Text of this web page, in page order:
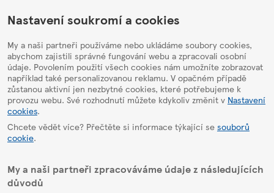
HelpPage
Nastavení soukromí a cookies
My a naši partneři používáme nebo ukládáme soubory cookies,
abychom zajistili správné fungování webu a zpracovali osobní
údaje. Povolením použití všech cookies nám umožníte zobrazovat
například také personalizovanou reklamu. V opačném případě
zůstanou aktivní jen nezbytné cookies, které potřebujeme k
provozu webu. Své rozhodnutí můžete kdykoliv změnit v Nastavení
cookies.
Chcete vědět více? Přečtěte si informace týkající se souborů
cookie.
My a naši partneři zpracováváme údaje z následujících
důvodů